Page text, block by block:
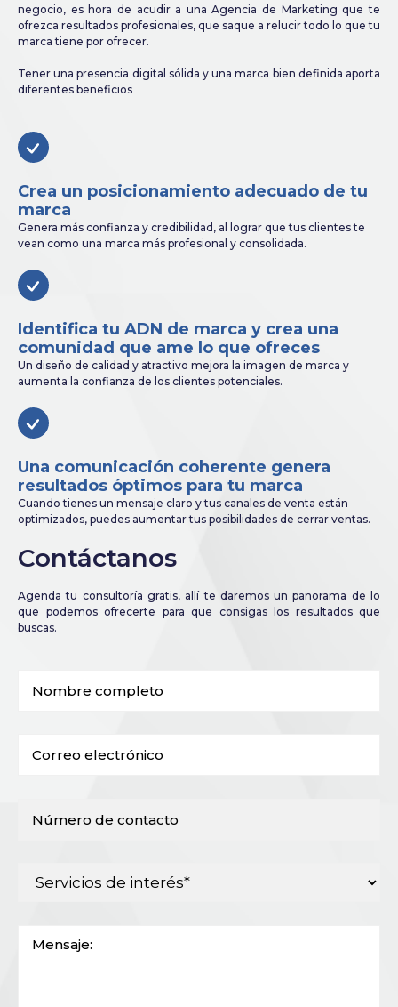
negocio, es hora de acudir a una Agencia de Marketing que te
ofrezca resultados profesionales, que saque a relucir todo lo que tu
marca tiene por ofrecer.
Tener una presencia digital sólida y una marca bien definida aporta
diferentes beneficios
Crea un posicionamiento adecuado de tu
marca
Genera más confianza y credibilidad, al lograr que tus clientes te
vean como una marca más profesional y consolidada.
Identifica tu ADN de marca y crea una
comunidad que ame lo que ofreces
Un diseño de calidad y atractivo mejora la imagen de marca y
aumenta la confianza de los clientes potenciales.
Una comunicación coherente genera
resultados óptimos para tu marca
Cuando tienes un mensaje claro y tus canales de venta están
optimizados, puedes aumentar tus posibilidades de cerrar ventas.
Contáctanos
Agenda tu consultoría gratis, allí te daremos un panorama de lo
que podemos ofrecerte para que consigas los resultados que
buscas.